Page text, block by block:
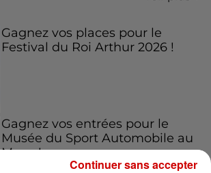
Gagnez vos places pour le
Festival du Roi Arthur 2026 !
Gagnez vos entrées pour le
Musée du Sport Automobile au
Mans !
Continuer sans accepter